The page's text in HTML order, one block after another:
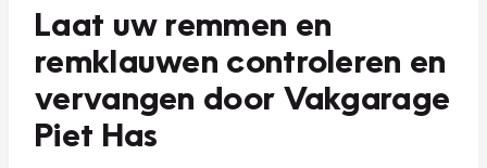
Laat uw remmen en
remklauwen controleren en
vervangen door Vakgarage
Piet Has